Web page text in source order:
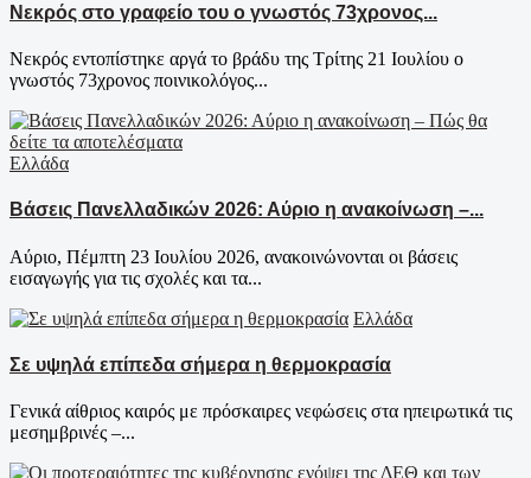
Νεκρός στο γραφείο του ο γνωστός 73χρονος...
Νεκρός εντοπίστηκε αργά το βράδυ της Τρίτης 21 Ιουλίου ο
γνωστός 73χρονος ποινικολόγος...
Ελλάδα
Βάσεις Πανελλαδικών 2026: Αύριο η ανακοίνωση –...
Αύριο, Πέμπτη 23 Ιουλίου 2026, ανακοινώνονται οι βάσεις
εισαγωγής για τις σχολές και τα...
Ελλάδα
Σε υψηλά επίπεδα σήμερα η θερμοκρασία
Γενικά αίθριος καιρός με πρόσκαιρες νεφώσεις στα ηπειρωτικά τις
μεσημβρινές –...